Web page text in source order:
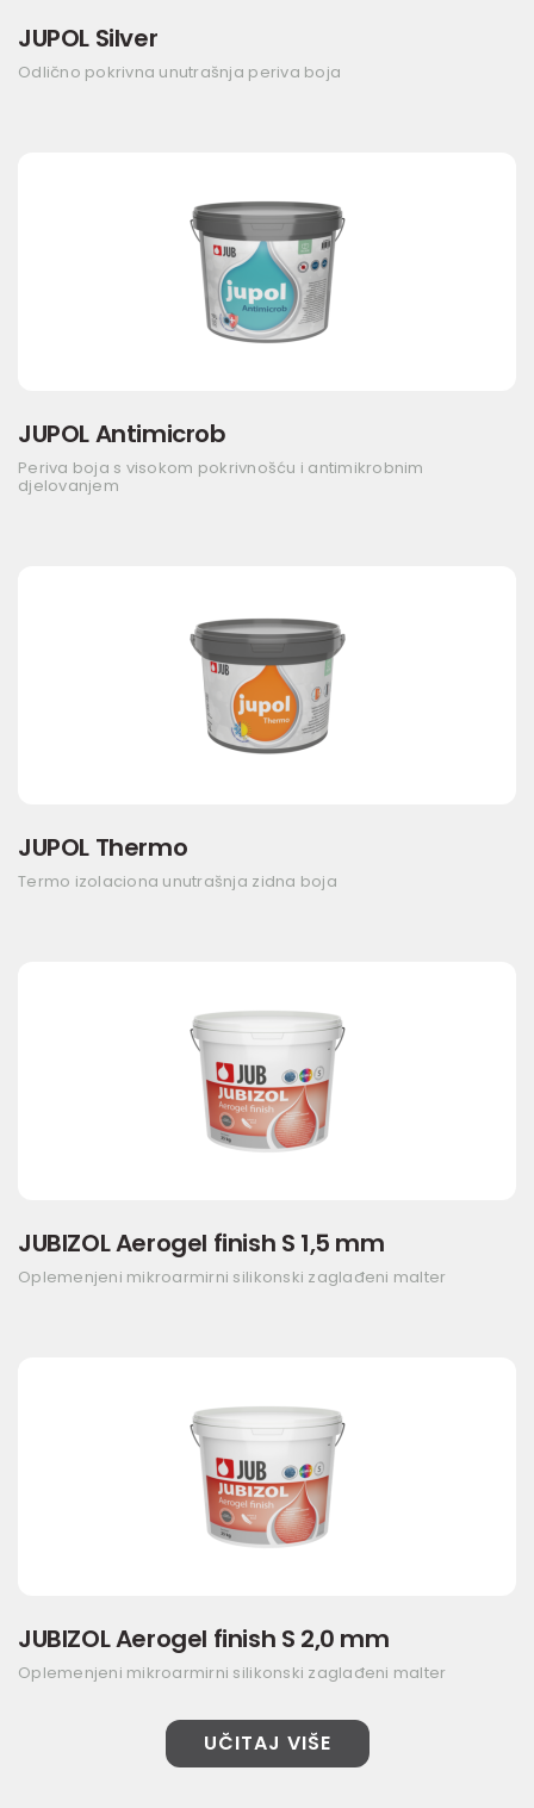
JUPOL Silver
Odlično pokrivna unutrašnja periva boja
JUPOL Antimicrob
Periva boja s visokom pokrivnošću i antimikrobnim
djelovanjem
JUPOL Thermo
Termo izolaciona unutrašnja zidna boja
JUBIZOL Aerogel finish S 1,5 mm
Oplemenjeni mikroarmirni silikonski zaglađeni malter
JUBIZOL Aerogel finish S 2,0 mm
Oplemenjeni mikroarmirni silikonski zaglađeni malter
UČITAJ VIŠE